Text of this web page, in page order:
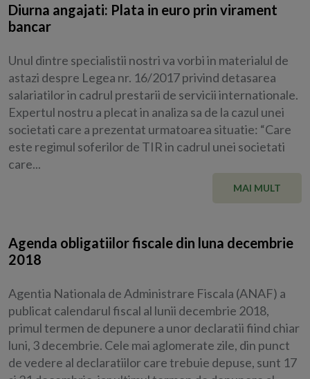
Diurna angajati: Plata in euro prin virament
bancar
Unul dintre specialistii nostri va vorbi in materialul de
astazi despre Legea nr. 16/2017 privind detasarea
salariatilor in cadrul prestarii de servicii internationale.
Expertul nostru a plecat in analiza sa de la cazul unei
societati care a prezentat urmatoarea situatie: “Care
este regimul soferilor de TIR in cadrul unei societati
care...
MAI MULT
Agenda obligatiilor fiscale din luna decembrie
2018
Agentia Nationala de Administrare Fiscala (ANAF) a
publicat calendarul fiscal al lunii decembrie 2018,
primul termen de depunere a unor declaratii fiind chiar
luni, 3 decembrie. Cele mai aglomerate zile, din punct
de vedere al declaratiilor care trebuie depuse, sunt 17